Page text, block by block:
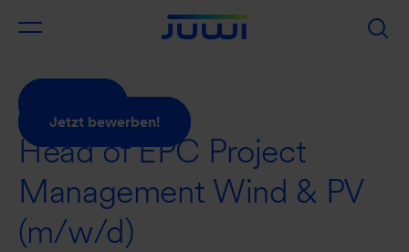
Jetzt bewerben!
Head of EPC Project
Management Wind & PV
(m/w/d)